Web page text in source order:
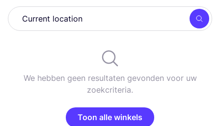
Zoek
We hebben geen resultaten gevonden voor uw
zoekcriteria.
Toon alle winkels